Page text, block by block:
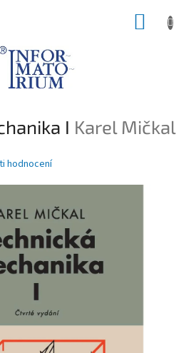
I Karel Mičkal
hodnocení